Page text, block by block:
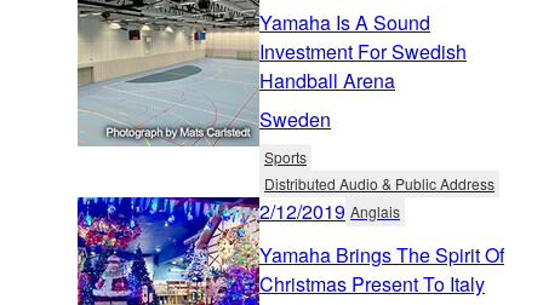
Yamaha Is A Sound
Investment For Swedish
Handball Arena
Sweden
Sports
Distributed Audio & Public Address
2/12/2019 Anglais
Yamaha Brings The Spirit Of
Christmas Present To Italy